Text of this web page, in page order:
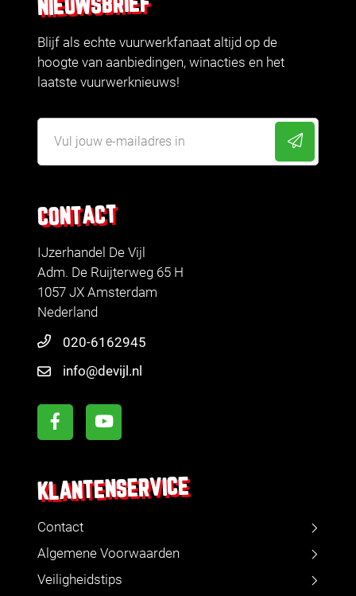
CONTACT
IJzerhandel De Vijl
Adm. De Ruijterweg 65 H
1057 JX Amsterdam
Nederland
020-6162945
info@devijl.nl
KLANTENSERVICE
Contact
Algemene Voorwaarden
Veiligheidstips
NIEUWSBRIEF
Blijf als echte vuurwerkfanaat altijd op de
hoogte van aanbiedingen, winacties en het
laatste vuurwerknieuws!